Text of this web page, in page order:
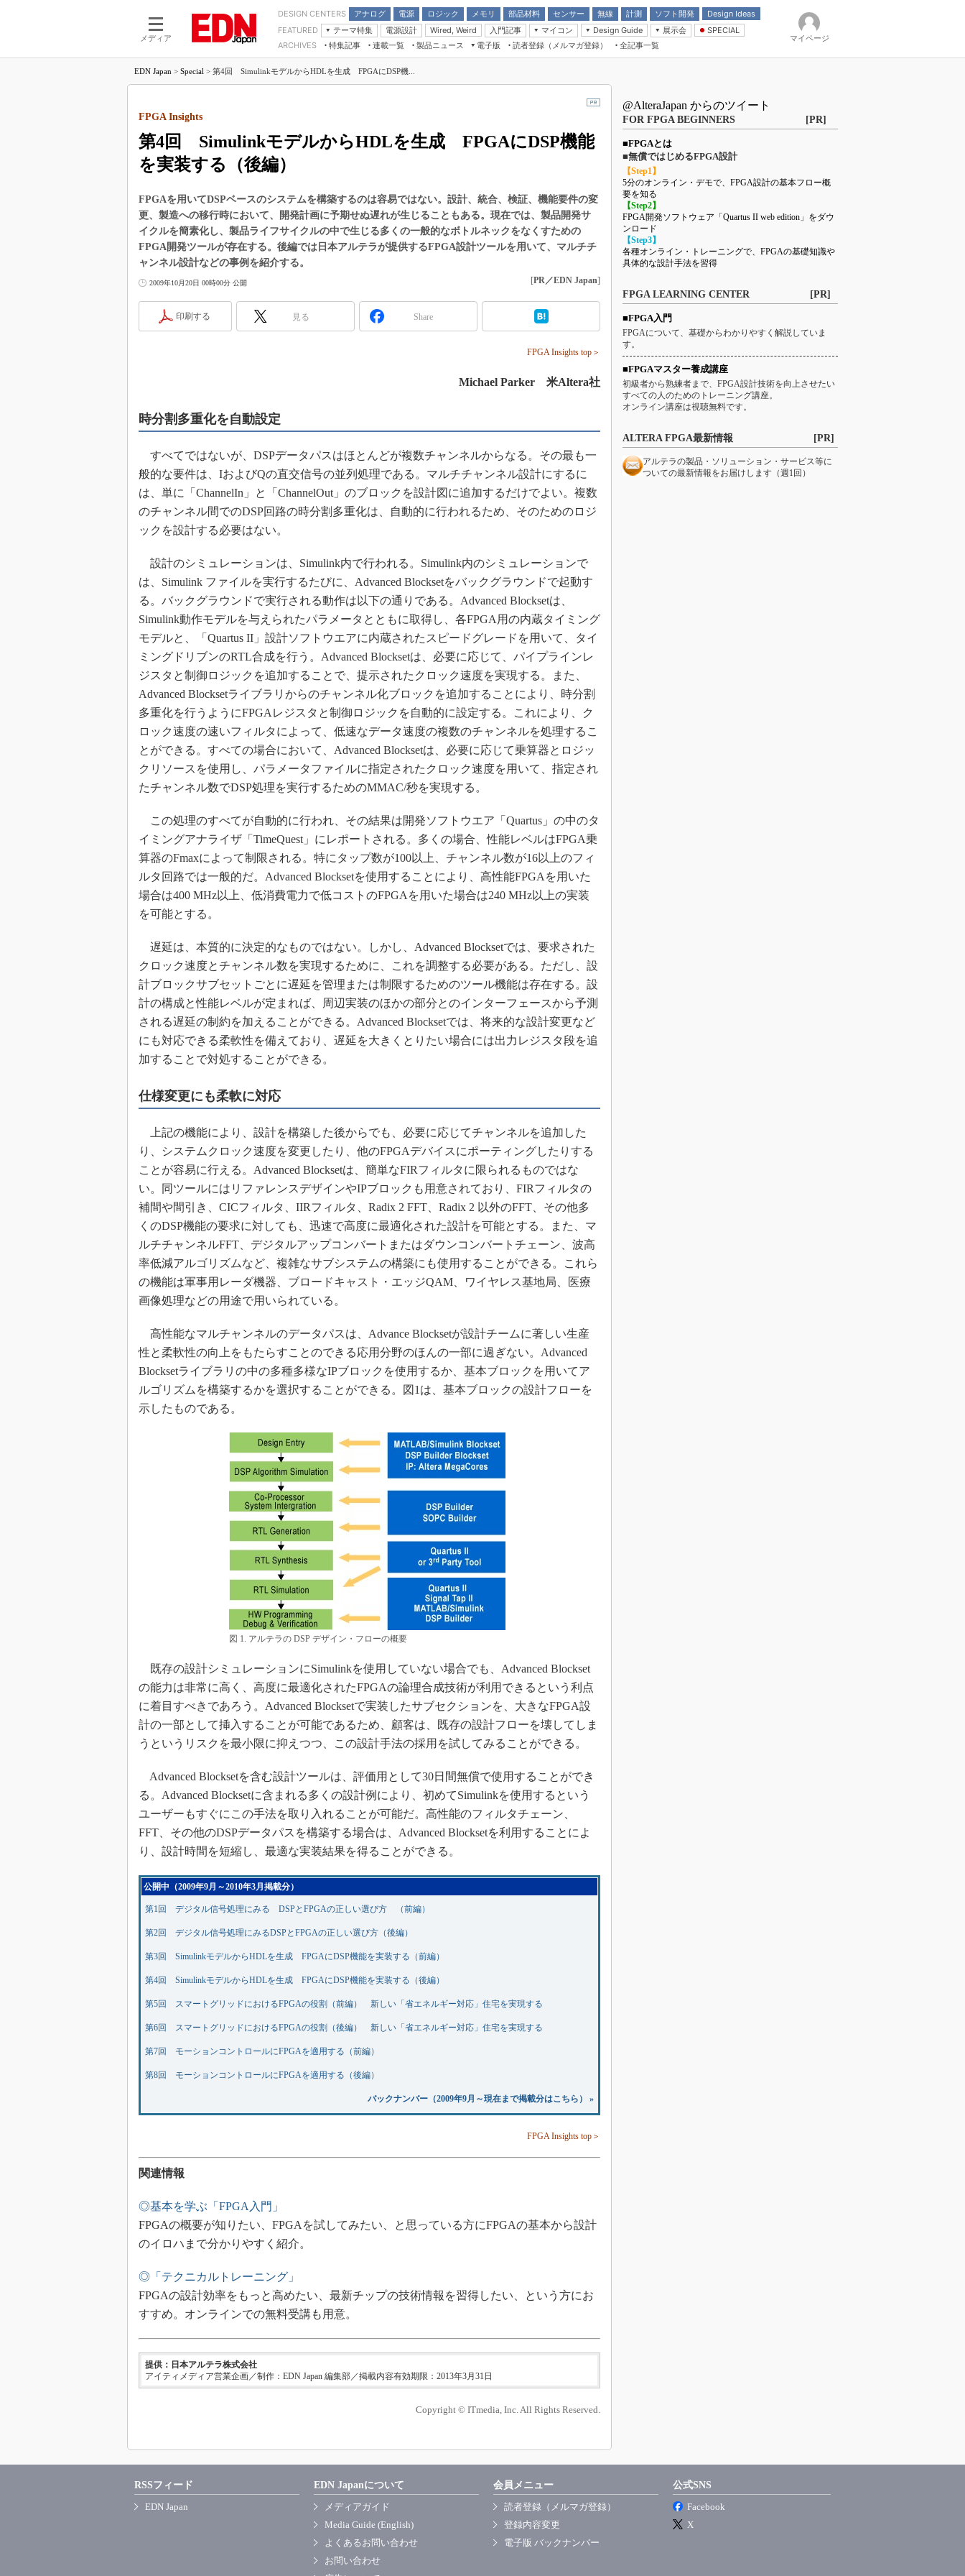
メディア
DESIGN CENTERS アナログ
電源
モーター
ロジック
LSI
FPGA
メモリ
部品材料
受動部品
センサー 無線 計測 ソフト開発
Design Ideas
アナログ機能回路
計測とテスト
信号源とパルス信号
Wired, Weird
FEATURED
テーマ特集
カーボンニュートラルへの挑戦
つながるクルマ
エレクトロニクス入門
5G（EE Times Japan）
製品解剖（EE Times Japan）
電源設計 Wired, Weird
入門記事
モーター入門
マイコン
マイコン講座
Q&Aで学ぶマイコン講座
Design Guide
計測機器
展示会
CEATEC
組込み/エッジコンピューティング展
人とくるま展
SPECIAL
Microchip情報
ARCHIVES 特集記事
連載一覧
マイクロプロセッサ懐古録
たった2つの式で始めるDC/DCコン
バーターの設計
DC-DCコンバーター活用講座
Wired, Weird
マイコン講座
Q&Aで学ぶマイコン講座
高速シリアル伝送技術講座
記録計／データロガーの基礎知識
アナログ設計のきほん／ADCとノイ
計測器メーカーから見た5G
USB Type-Cの登場で評価試験はど
う変わる？
IoT時代の無線規格を知る【Thread
編】
IoT時代の無線規格を知る【Z-Wave
編】
製品ニュース
電子版
子版
読者登録（メルマガ登録） 全記事一覧
マイページ
EDN Japan > Special > 第4回 SimulinkモデルからHDLを生成 FPGAにDSP機...
第4回 SimulinkモデルからHDLを生成 FPGAにDSP機能
を実装する（後編）
FPGA Insights
FPGAを用いてDSPベースのシステムを構築するのは容易ではない。設計、統合、検証、機能要件の変
更、製造への移行時において、開発計画に予期せぬ遅れが生じることもある。現在では、製品開発サ
イクルを簡素化し、製品ライフサイクルの中で生じる多くの一般的なボトルネックをなくすための
FPGA開発ツールが存在する。後編では日本アルテラが提供するFPGA設計ツールを用いて、マルチチ
ャンネル設計などの事例を紹介する。
2009年10月20日 00時00分 公開 [PR／EDN Japan]
印刷する 見る Share
FPGA Insights top＞
Michael Parker 米Altera社
時分割多重化を自動設定
すべてではないが、DSPデータパスはほとんどが複数チャンネルからなる。その最も一
般的な要件は、IおよびQの直交信号の並列処理である。マルチチャンネル設計にするに
は、単に「ChannelIn」と「ChannelOut」のブロックを設計図に追加するだけでよい。複数
のチャンネル間でのDSP回路の時分割多重化は、自動的に行われるため、そのためのロジ
ックを設計する必要はない。
設計のシミュレーションは、Simulink内で行われる。Simulink内のシミュレーションで
は、Simulink ファイルを実行するたびに、Advanced Blocksetをバックグラウンドで起動す
る。バックグラウンドで実行される動作は以下の通りである。Advanced Blocksetは、
Simulink動作モデルを与えられたパラメータとともに取得し、各FPGA用の内蔵タイミング
モデルと、「Quartus II」設計ソフトウエアに内蔵されたスピードグレードを用いて、タイ
ミングドリブンのRTL合成を行う。Advanced Blocksetは、必要に応じて、パイプラインレ
ジスタと制御ロジックを追加することで、提示されたクロック速度を実現する。また、
Advanced Blocksetライブラリからのチャンネル化ブロックを追加することにより、時分割
多重化を行うようにFPGAレジスタと制御ロジックを自動的に設定する。これにより、ク
ロック速度の速いフィルタによって、低速なデータ速度の複数のチャンネルを処理するこ
とができる。すべての場合において、Advanced Blocksetは、必要に応じて乗算器とロジッ
クリソースを使用し、パラメータファイルに指定されたクロック速度を用いて、指定され
たチャンネル数でDSP処理を実行するためのMMAC/秒を実現する。
この処理のすべてが自動的に行われ、その結果は開発ソフトウエア「Quartus」の中のタ
イミングアナライザ「TimeQuest」にレポートされる。多くの場合、性能レベルはFPGA乗
算器のFmaxによって制限される。特にタップ数が100以上、チャンネル数が16以上のフィ
ルタ回路では一般的だ。Advanced Blocksetを使用することにより、高性能FPGAを用いた
場合は400 MHz以上、低消費電力で低コストのFPGAを用いた場合は240 MHz以上の実装
を可能とする。
遅延は、本質的に決定的なものではない。しかし、Advanced Blocksetでは、要求された
クロック速度とチャンネル数を実現するために、これを調整する必要がある。ただし、設
計ブロックサブセットごとに遅延を管理または制限するためのツール機能は存在する。設
計の構成と性能レベルが定まれば、周辺実装のほかの部分とのインターフェースから予測
される遅延の制約を加えることができる。Advanced Blocksetでは、将来的な設計変更など
にも対応できる柔軟性を備えており、遅延を大きくとりたい場合には出力レジスタ段を追
加することで対処することができる。
仕様変更にも柔軟に対応
上記の機能により、設計を構築した後からでも、必要に応じてチャンネルを追加した
り、システムクロック速度を変更したり、他のFPGAデバイスにポーティングしたりする
ことが容易に行える。Advanced Blocksetは、簡単なFIRフィルタに限られるものではな
い。同ツールにはリファレンスデザインやIPブロックも用意されており、FIRフィルタの
補間や間引き、CICフィルタ、IIRフィルタ、Radix 2 FFT、Radix 2 以外のFFT、その他多
くのDSP機能の要求に対しても、迅速で高度に最適化された設計を可能とする。また、マ
ルチチャンネルFFT、デジタルアップコンバートまたはダウンコンバートチェーン、波高
率低減アルゴリズムなど、複雑なサブシステムの構築にも使用することができる。これら
の機能は軍事用レーダ機器、ブロードキャスト・エッジQAM、ワイヤレス基地局、医療
画像処理などの用途で用いられている。
高性能なマルチャンネルのデータパスは、Advance Blocksetが設計チームに著しい生産
性と柔軟性の向上をもたらすことのできる応用分野のほんの一部に過ぎない。Advanced
Blocksetライブラリの中の多種多様なIPブロックを使用するか、基本ブロックを用いてア
ルゴリズムを構築するかを選択することができる。図1は、基本ブロックの設計フローを
示したものである。
図 1. アルテラの DSP デザイン・フローの概要
既存の設計シミュレーションにSimulinkを使用していない場合でも、Advanced Blockset
の能力は非常に高く、高度に最適化されたFPGAの論理合成技術が利用できるという利点
に着目すべきであろう。Advanced Blocksetで実装したサブセクションを、大きなFPGA設
計の一部として挿入することが可能であるため、顧客は、既存の設計フローを壊してしま
うというリスクを最小限に抑えつつ、この設計手法の採用を試してみることができる。
Advanced Blocksetを含む設計ツールは、評価用として30日間無償で使用することができ
る。Advanced Blocksetに含まれる多くの設計例により、初めてSimulinkを使用するという
ユーザーもすぐにこの手法を取り入れることが可能だ。高性能のフィルタチェーン、
FFT、その他のDSPデータパスを構築する場合は、Advanced Blocksetを利用することによ
り、設計時間を短縮し、最適な実装結果を得ることができる。
公開中（2009年9月～2010年3月掲載分）
第1回 デジタル信号処理にみる DSPとFPGAの正しい選び方 （前編）
第2回 デジタル信号処理にみるDSPとFPGAの正しい選び方（後編）
第3回 SimulinkモデルからHDLを生成 FPGAにDSP機能を実装する（前編）
第4回 SimulinkモデルからHDLを生成 FPGAにDSP機能を実装する（後編）
第5回 スマートグリッドにおけるFPGAの役割（前編） 新しい「省エネルギー対応」住宅を実現する
第6回 スマートグリッドにおけるFPGAの役割（後編） 新しい「省エネルギー対応」住宅を実現する
第7回 モーションコントロールにFPGAを適用する（前編）
第8回 モーションコントロールにFPGAを適用する（後編）
バックナンバー（2009年9月～現在まで掲載分はこちら） »
FPGA Insights top＞
関連情報
◎基本を学ぶ「FPGA入門」
FPGAの概要が知りたい、FPGAを試してみたい、と思っている方にFPGAの基本から設計
のイロハまで分かりやすく紹介。
◎「テクニカルトレーニング」
FPGAの設計効率をもっと高めたい、最新チップの技術情報を習得したい、という方にお
すすめ。オンラインでの無料受講も用意。
提供：日本アルテラ株式会社
アイティメディア営業企画／制作：EDN Japan 編集部／掲載内容有効期限：2013年3月31日
Copyright © ITmedia, Inc. All Rights Reserved.
@AlteraJapan からのツイート
FOR FPGA BEGINNERS [PR]
■FPGAとは
■無償ではじめるFPGA設計
【Step1】
5分のオンライン・デモで、FPGA設計の基本フロー概
要を知る
【Step2】
FPGA開発ソフトウェア「Quartus II web edition」をダウ
ンロード
【Step3】
各種オンライン・トレーニングで、FPGAの基礎知識や
具体的な設計手法を習得
FPGA LEARNING CENTER [PR]
■FPGA入門
FPGAについて、基礎からわかりやすく解説していま
す。
■FPGAマスター養成講座
初級者から熟練者まで、FPGA設計技術を向上させたい
すべての人のためのトレーニング講座。
オンライン講座は視聴無料です。
ALTERA FPGA最新情報 [PR]
アルテラの製品・ソリューション・サービス等に
ついての最新情報をお届けします（週1回）
RSSフィード
EDN Japan
EDN Japanについて
メディアガイド
Media Guide (English)
よくあるお問い合わせ
お問い合わせ
会員メニュー
読者登録（メルマガ登録）
登録内容変更
電子版 バックナンバー
公式SNS
Facebook
X